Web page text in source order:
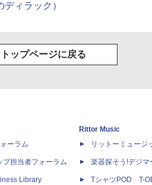
ィラック）
トップページに戻る
ーラム
プ担当者フォーラム
Library
Rittor Music
リットーミュージ
楽器探そう!デジマ
TシャツPOD T-